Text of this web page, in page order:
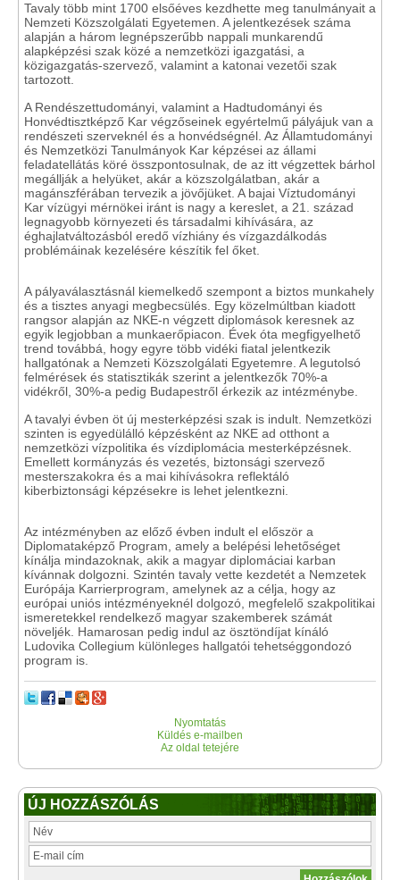
Tavaly több mint 1700 elsőéves kezdhette meg tanulmányait a
Nemzeti Közszolgálati Egyetemen. A jelentkezések száma
alapján a három legnépszerűbb nappali munkarendű
alapképzési szak közé a nemzetközi igazgatási, a
közigazgatás-szervező, valamint a katonai vezetői szak
tartozott.
A Rendészettudományi, valamint a Hadtudományi és
Honvédtisztképző Kar végzőseinek egyértelmű pályájuk van a
rendészeti szerveknél és a honvédségnél. Az Államtudományi
és Nemzetközi Tanulmányok Kar képzései az állami
feladatellátás köré összpontosulnak, de az itt végzettek bárhol
megállják a helyüket, akár a közszolgálatban, akár a
magánszférában tervezik a jövőjüket. A bajai Víztudományi
Kar vízügyi mérnökei iránt is nagy a kereslet, a 21. század
legnagyobb környezeti és társadalmi kihívására, az
éghajlatváltozásból eredő vízhiány és vízgazdálkodás
problémáinak kezelésére készítik fel őket.
A pályaválasztásnál kiemelkedő szempont a biztos munkahely
és a tisztes anyagi megbecsülés. Egy közelmúltban kiadott
rangsor alapján az NKE-n végzett diplomások keresnek az
egyik legjobban a munkaerőpiacon. Évek óta megfigyelhető
trend továbbá, hogy egyre több vidéki fiatal jelentkezik
hallgatónak a Nemzeti Közszolgálati Egyetemre. A legutolsó
felmérések és statisztikák szerint a jelentkezők 70%-a
vidékről, 30%-a pedig Budapestről érkezik az intézménybe.
A tavalyi évben öt új mesterképzési szak is indult. Nemzetközi
szinten is egyedülálló képzésként az NKE ad otthont a
nemzetközi vízpolitika és vízdiplomácia mesterképzésnek.
Emellett kormányzás és vezetés, biztonsági szervező
mesterszakokra és a mai kihívásokra reflektáló
kiberbiztonsági képzésekre is lehet jelentkezni.
Az intézményben az előző évben indult el először a
Diplomataképző Program, amely a belépési lehetőséget
kínálja mindazoknak, akik a magyar diplomáciai karban
kívánnak dolgozni. Szintén tavaly vette kezdetét a Nemzetek
Európája Karrierprogram, amelynek az a célja, hogy az
európai uniós intézményeknél dolgozó, megfelelő szakpolitikai
ismeretekkel rendelkező magyar szakemberek számát
növeljék. Hamarosan pedig indul az ösztöndíjat kínáló
Ludovika Collegium különleges hallgatói tehetséggondozó
program is.
Nyomtatás
Küldés e-mailben
Az oldal tetejére
ÚJ HOZZÁSZÓLÁS